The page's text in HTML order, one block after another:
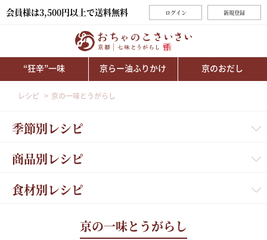
会員様は3,500円以上で送料無料 ログイン 新規登録
“狂辛”一味 京らー油ふりかけ 京のおだし
レシピ 京の一味とうがらし
季節別レシピ
商品別レシピ
食材別レシピ
京の一味とうがらし